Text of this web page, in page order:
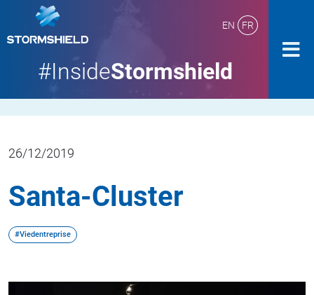
EN FR
#InsideStormshield
26/12/2019
Santa-Cluster
#Viedentreprise